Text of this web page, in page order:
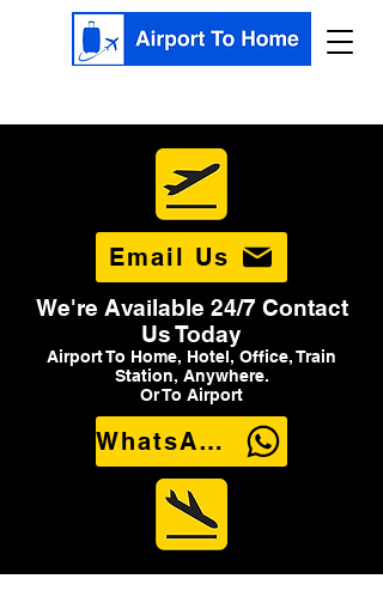
Email Us
We're Available 24/7 Contact
Us Today
Airport To Home, Hotel, Office, Train
Station, Anywhere.
Or To Airport
WhatsApp Us